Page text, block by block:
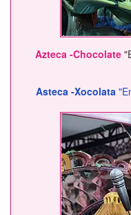
Azteca -Chocolate
Asteca -Xocolata